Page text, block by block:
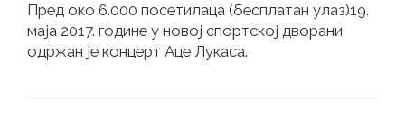
Пред око 6.000 посетилаца (бесплатан улаз)19.
маја 2017. године у новој спортској дворани
одржан је концерт Аце Лукаса.